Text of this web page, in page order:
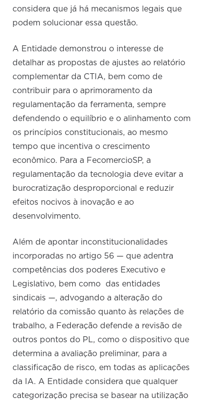
considera que já há mecanismos legais que
podem solucionar essa questão.
A Entidade demonstrou o interesse de
detalhar as propostas de ajustes ao relatório
complementar da CTIA, bem como de
contribuir para o aprimoramento da
regulamentação da ferramenta, sempre
defendendo o equilíbrio e o alinhamento com
os princípios constitucionais, ao mesmo
tempo que incentiva o crescimento
econômico. Para a FecomercioSP, a
regulamentação da tecnologia deve evitar a
burocratização desproporcional e reduzir
efeitos nocivos à inovação e ao
desenvolvimento.
Além de apontar inconstitucionalidades
incorporadas no artigo 56 — que adentra
competências dos poderes Executivo e
Legislativo, bem como das entidades
sindicais —, advogando a alteração do
relatório da comissão quanto às relações de
trabalho, a Federação defende a revisão de
outros pontos do PL, como o dispositivo que
determina a avaliação preliminar, para a
classificação de risco, em todas as aplicações
da IA. A Entidade considera que qualquer
categorização precisa se basear na utilização